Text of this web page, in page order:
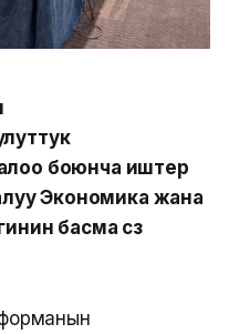
боюнча иштер
Экономика жана
басма сөз